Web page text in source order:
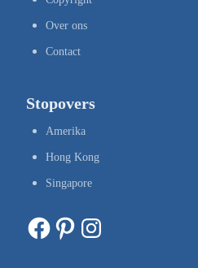
Over ons
Contact
Stopovers
Amerika
Hong Kong
Singapore
Facebook Pinterest Instagram